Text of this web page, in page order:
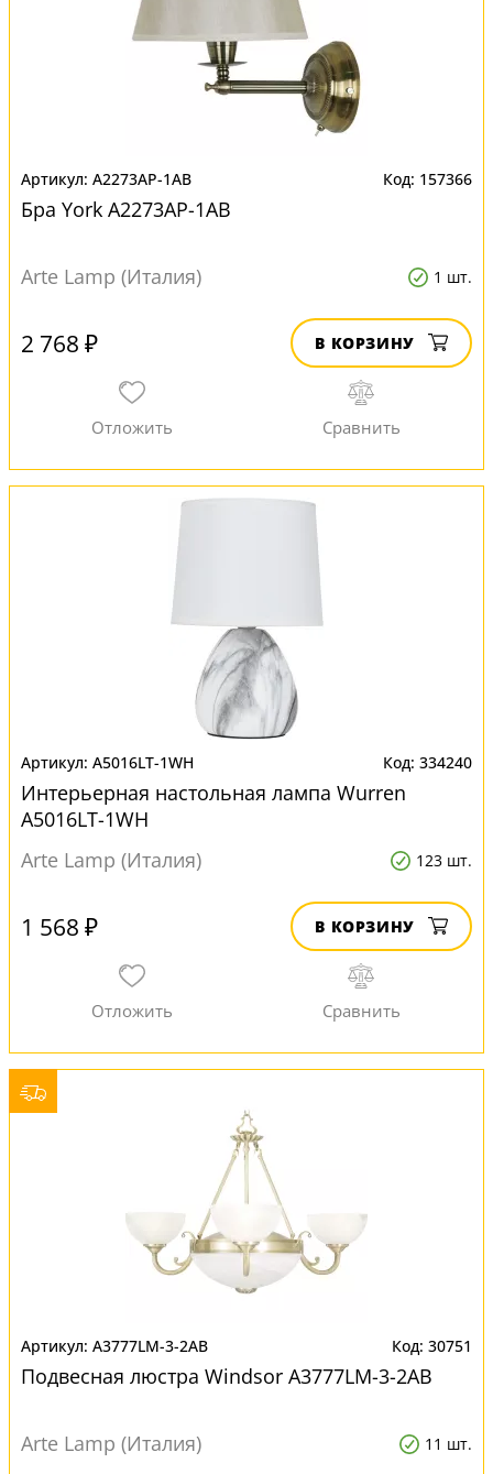
A2273AP-1AB 157366
Бра York A2273AP-1AB
Arte Lamp (Италия) 1 шт.
2 768 ₽ В КОРЗИНУ
A5016LT-1WH 334240
Интерьерная настольная лампа Wurren
A5016LT-1WH
Arte Lamp (Италия)
123 шт.
1 568 ₽ В КОРЗИНУ
A3777LM-3-2AB 30751
Подвесная люстра Windsor A3777LM-3-2AB
Arte Lamp (Италия) 11 шт.